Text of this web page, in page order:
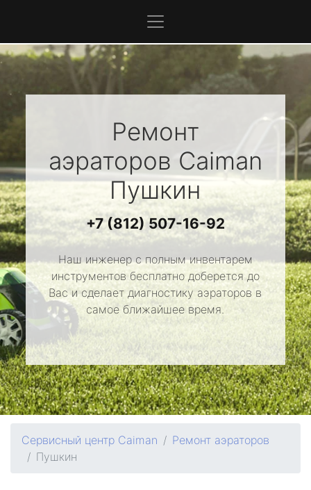
Ремонт
аэраторов Caiman
Пушкин
+7 (812) 507-16-92
Наш инженер с полным инвентарем
инструментов бесплатно доберется до
Вас и сделает диагностику аэраторов в
самое ближайшее время.
Сервисный центр Caiman
Ремонт аэраторов
Пушкин